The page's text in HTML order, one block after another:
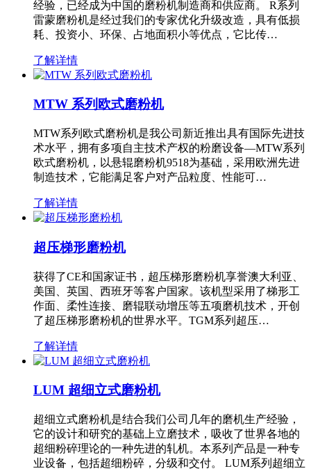
经验，已经成为中国的磨粉机制造商和供应商。 R系列
雷蒙磨粉机是经过我们的专家优化升级改造，具有低损
耗、投资小、环保、占地面积小等优点，它比传…
了解详情
MTW 系列欧式磨粉机
MTW系列欧式磨粉机是我公司新近推出具有国际先进技
术水平，拥有多项自主技术产权的粉磨设备—MTW系列
欧式磨粉机，以悬辊磨粉机9518为基础，采用欧洲先进
制造技术，它能满足客户对产品粒度、性能可…
了解详情
超压梯形磨粉机
获得了CE和国家证书，超压梯形磨粉机享誉澳大利亚、
美国、英国、西班牙等客户国家。该机型采用了梯形工
作面、柔性连接、磨辊联动增压等五项磨机技术，开创
了超压梯形磨粉机的世界水平。TGM系列超压…
了解详情
LUM 超细立式磨粉机
超细立式磨粉机是结合我们公司几年的磨机生产经验，
它的设计和研究的基础上立磨技术，吸收了世界各地的
超细粉碎理论的一种先进的轧机。本系列产品是一种专
业设备，包括超细粉碎，分级和交付。 LUM系列超细立